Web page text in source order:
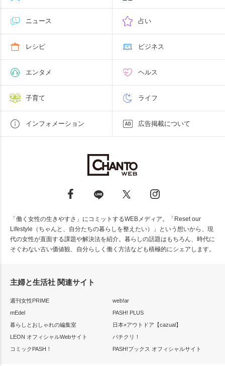
ニュース 占い
レシピ ビジネス
エンタメ ヘルス
子育て ライフ
インフォメーション 広告掲載について
「働く女性の生きやすさ」にコミットするWEBメディア。「Reset our
Lifestyle（ちゃんと、自分たちの暮らしを整えたい）」という想いから、現
代の女性が直面する課題や解決法を紹介。暮らしの話題はもちろん、時代に
そぐわない古い価値観、自分らしく働く方法なども積極的にシェアします。
主婦と生活社 関連サイト
週刊女性PRIME
web!ar
mEdel
PASH! PLUS
暮らしとおしゃれの編集室
日本×アウトドア【cazual】
LEON オフィシャルWebサイト
パチクリ！
コミックPASH！
PASH!ブックス オフィシャルサイト